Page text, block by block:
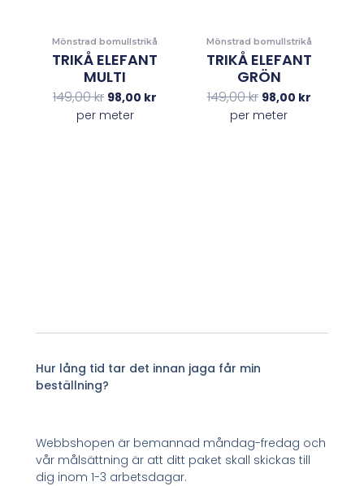
Mönstrad bomullstrikå
TRIKÅ ELEFANT
MULTI
149,00kr 98,00 kr
per meter
Mönstrad bomullstrikå
TRIKÅ ELEFANT
GRÖN
149,00kr 98,00 kr
per meter
Hur lång tid tar det innan jaga får min
beställning?
Webbshopen är bemannad måndag-fredag och
vår målsättning är att ditt paket skall skickas till
dig inom 1-3 arbetsdagar.